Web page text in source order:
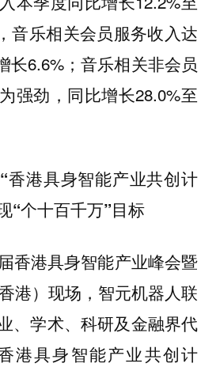
音乐相关会员服务收入达
长6.6%；音乐相关非会员
强劲，同比增长28.0%至
香港具身智能产业共创计
“个十百千万”目标
香港具身智能产业峰会暨
港）现场，智元机器人联
、学术、科研及金融界代
港具身智能产业共创计